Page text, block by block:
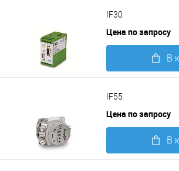
IF30
Цена по запросу
В
IF55
Цена по запросу
В